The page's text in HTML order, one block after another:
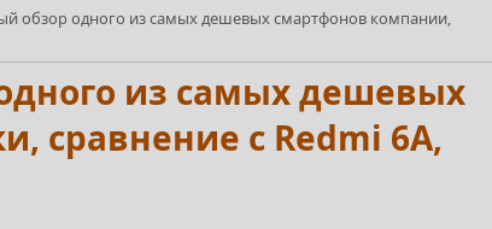
обзор одного из самых дешевых смартфонов компании,
из самых дешевых
сравнение с Redmi 6A,